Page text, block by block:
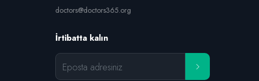
doctors@doctors365.org
İrtibatta kalın
Eposta adresiniz